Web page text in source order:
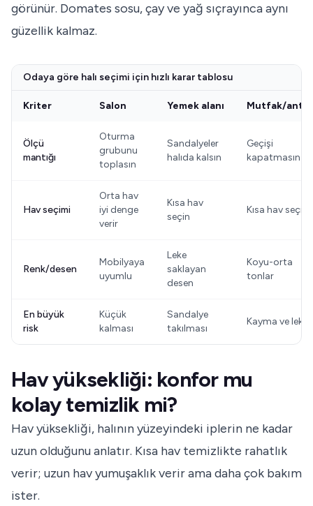
görünür. Domates sosu, çay ve yağ sıçrayınca aynı
güzellik kalmaz.
Odaya göre halı seçimi için hızlı karar tablosu
Kriter Salon Yemek alanı Mutfak/antre
Ölçü
mantığı
Oturma
grubunu
toplasın
Sandalyeler
halıda kalsın
Geçişi
kapatmasın
Hav seçimi
Orta hav
iyi denge
verir
Kısa hav
seçin
Kısa hav seçin
Renk/desen
Mobilyaya
uyumlu
Leke
saklayan
desen
Koyu-orta
tonlar
En büyük
risk
Küçük
kalması
Sandalye
takılması
Kayma ve leke
Hav yüksekliği: konfor mu
kolay temizlik mi?
Hav yüksekliği, halının yüzeyindeki iplerin ne kadar
uzun olduğunu anlatır. Kısa hav temizlikte rahatlık
verir; uzun hav yumuşaklık verir ama daha çok bakım
ister.